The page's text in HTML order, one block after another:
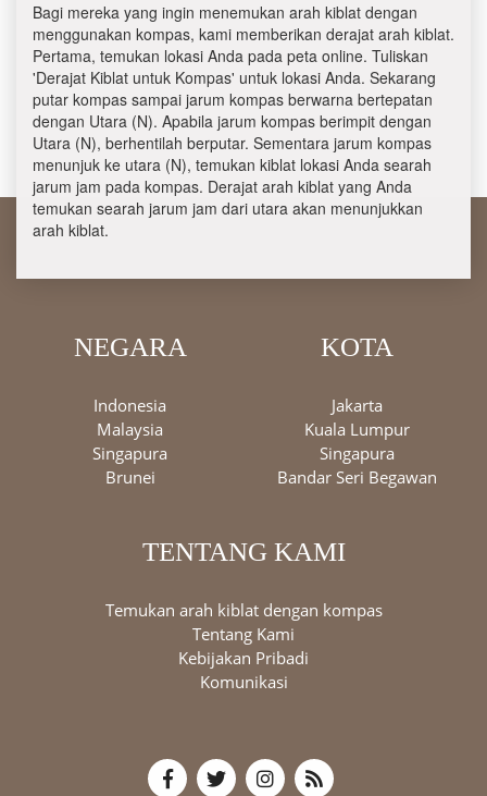
Bagi mereka yang ingin menemukan arah kiblat dengan
menggunakan kompas, kami memberikan derajat arah kiblat.
Pertama, temukan lokasi Anda pada peta online. Tuliskan
'Derajat Kiblat untuk Kompas' untuk lokasi Anda. Sekarang
putar kompas sampai jarum kompas berwarna bertepatan
dengan Utara (N). Apabila jarum kompas berimpit dengan
Utara (N), berhentilah berputar. Sementara jarum kompas
menunjuk ke utara (N), temukan kiblat lokasi Anda searah
jarum jam pada kompas. Derajat arah kiblat yang Anda
temukan searah jarum jam dari utara akan menunjukkan
arah kiblat.
NEGARA
Indonesia
Malaysia
Singapura
Brunei
KOTA
Jakarta
Kuala Lumpur
Singapura
Bandar Seri Begawan
TENTANG KAMI
Temukan arah kiblat dengan kompas
Tentang Kami
Kebijakan Pribadi
Komunikasi